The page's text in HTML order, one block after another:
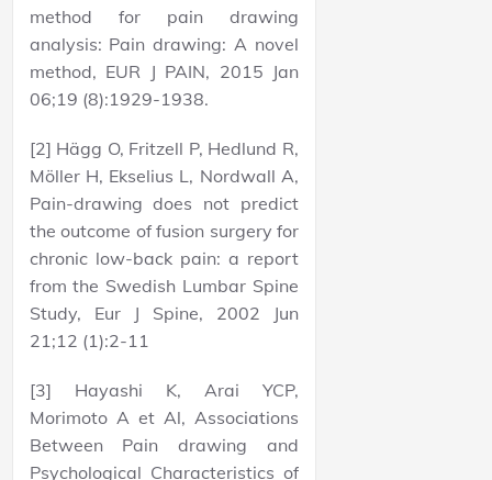
method for pain drawing
analysis: Pain drawing: A novel
method, EUR J PAIN, 2015 Jan
06;19 (8):1929-1938.
[2] Hägg O, Fritzell P, Hedlund R,
Möller H, Ekselius L, Nordwall A,
Pain-drawing does not predict
the outcome of fusion surgery for
chronic low-back pain: a report
from the Swedish Lumbar Spine
Study, Eur J Spine, 2002 Jun
21;12 (1):2-11
[3] Hayashi K, Arai YCP,
Morimoto A et Al, Associations
Between Pain drawing and
Psychological Characteristics of